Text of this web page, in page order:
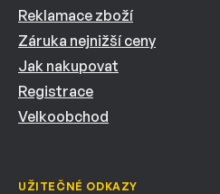
Reklamace zboží
Záruka nejnižší ceny
Jak nakupovat
Registrace
Velkoobchod
UŽITEČNÉ ODKAZY